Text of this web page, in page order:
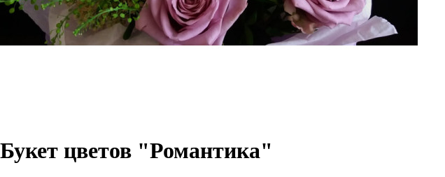
Букет цветов "Романтика"